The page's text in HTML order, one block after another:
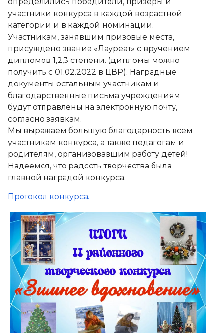
определились победители, призёры и
участники конкурса в каждой возрастной
категории и в каждой номинации.
Участникам, занявшим призовые места,
присуждено звание «Лауреат» с вручением
дипломов 1,2,3 степени. (дипломы можно
получить с 01.02.2022 в ЦВР). Наградные
документы остальным участникам и
благодарственные письма учреждениям
будут отправлены на электронную почту,
согласно заявкам.
Мы выражаем большую благодарность всем
участникам конкурса, а также педагогам и
родителям, организовавшим работу детей!
Надеемся, что радость творчества была
главной наградой конкурса.
Протокол конкурса.